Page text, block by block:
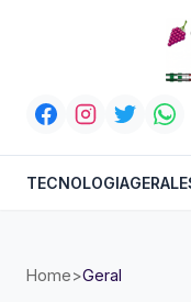
TECNOLOGIAGERAL
Home>Geral